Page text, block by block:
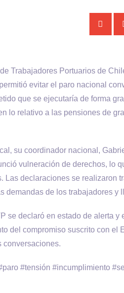
Trabajadores Portuarios de
evitar el paro nacional
que se ejecutaría de forma
lo relativo a las pensiones de
su coordinador nacional,
vulneración de derechos, lo
Las declaraciones se realizaron
demandas de los trabajadores y
se declaró en estado de alerta
del compromiso suscrito con el
conversaciones.
#tensión #incumplimiento